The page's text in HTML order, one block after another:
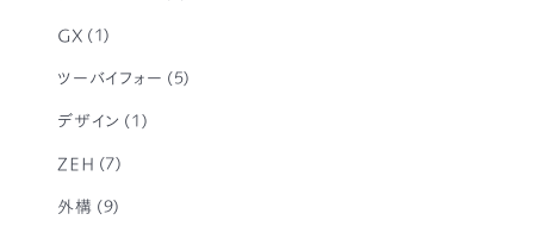
GX (1)
ツーバイフォー (5)
デザイン (1)
ZEH (7)
外構 (9)